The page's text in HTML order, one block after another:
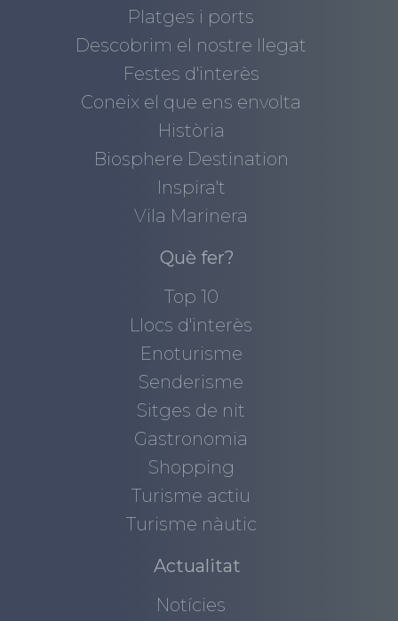
Platges i ports
Descobrim el nostre llegat
Festes d'interès
Coneix el que ens envolta
Història
Biosphere Destination
Inspira't
Vila Marinera
Què fer?
Top 10
Llocs d'interès
Enoturisme
Senderisme
Sitges de nit
Gastronomia
Shopping
Turisme actiu
Turisme nàutic
Actualitat
Notícies